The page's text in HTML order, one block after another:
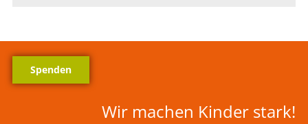
Spenden
Wir machen Kinder stark!